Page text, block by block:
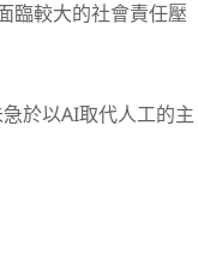
臨較大的社會責任壓
於以AI取代人工的主